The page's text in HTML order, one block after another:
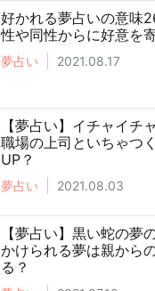
好かれる夢占いの意味
性や同性からに好意を
夢占い 2021.08.17
【夢占い】イチャイチ
職場の上司といちゃつ
UP？
夢占い 2021.08.03
【夢占い】黒い蛇の夢
かけられる夢は親から
る？